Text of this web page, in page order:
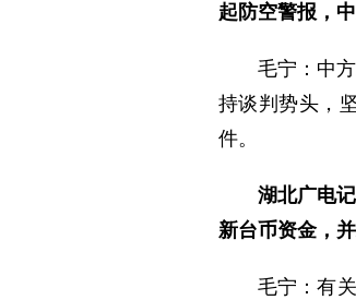
起防空警报，
毛宁：中
持谈判势头，
件。
湖北广电
新台币资金，
毛宁：有